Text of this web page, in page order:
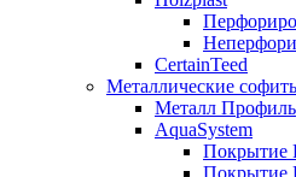
CertainTeed
Металлические
Металл Профиль
AquaSystem
Покрытие